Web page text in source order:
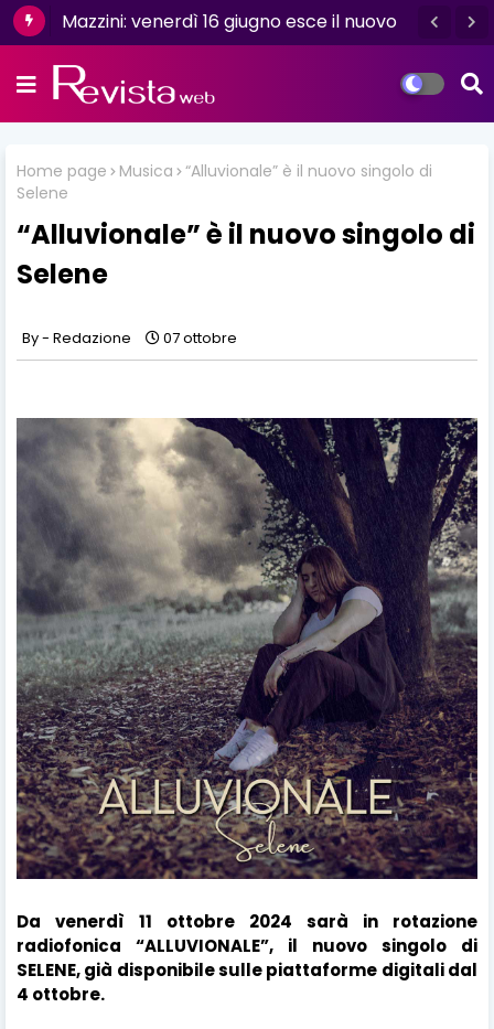
Mazzini: venerdì 16 giugno esce il nuovo
Home page Musica “Alluvionale” è il nuovo singolo di
Selene
“Alluvionale” è il nuovo singolo di
Selene
Redazione 07 ottobre
Da venerdì 11 ottobre 2024 sarà in rotazione
radiofonica “ALLUVIONALE”, il nuovo singolo di
SELENE, già disponibile sulle piattaforme digitali dal
4 ottobre.